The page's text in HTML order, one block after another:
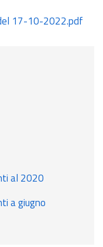
17-10-2022.pdf
al 2020
a giugno